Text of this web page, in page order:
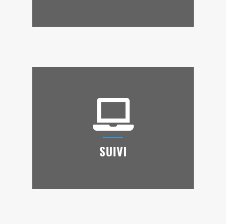
distance en cas de problème ou de vol…
SUIVI